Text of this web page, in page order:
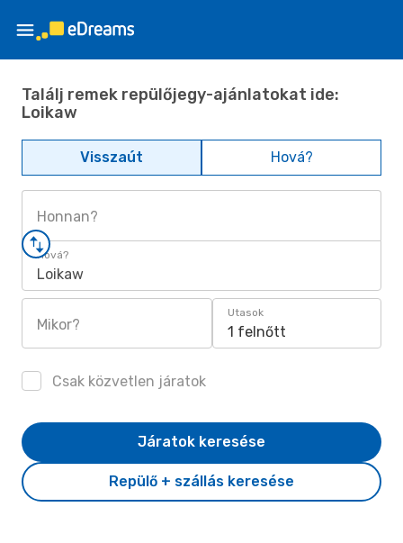
Találj remek repülőjegy-ajánlatokat ide:
Loikaw
Visszaút Hová?
Honnan?
Hová?
Loikaw
Mikor?
Utasok
1 felnőtt
Csak közvetlen járatok
Repülő + szállás keresése
Járatok keresése